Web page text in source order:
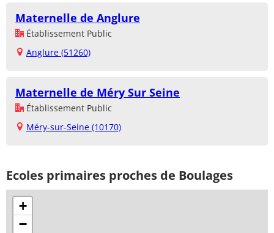
Maternelle de Anglure
Établissement Public
Anglure (51260)
Maternelle de Méry Sur Seine
Établissement Public
Méry-sur-Seine (10170)
Ecoles primaires proches de Boulages
+
−